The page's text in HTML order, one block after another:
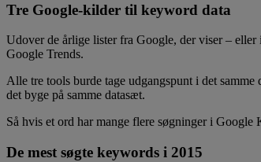
Tre Google-kilder til keyword data
Udover de årlige lister fra Google, der viser –
Google Trends.
Alle tre tools burde tage udgangspunt i det
det byge på samme datasæt.
Så hvis et ord har mange flere søgninger i Google
De mest søgte keywords i 2015